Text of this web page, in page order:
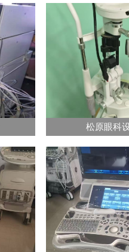
松原眼科